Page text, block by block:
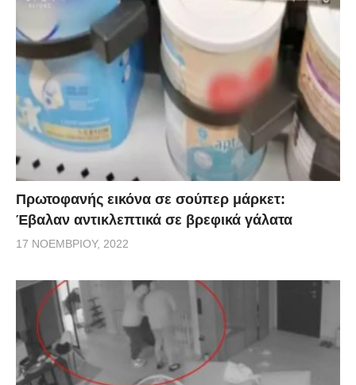
Πρωτοφανής εικόνα σε σούπερ μάρκετ:
Έβαλαν αντικλεπτικά σε βρεφικά γάλατα
17 ΝΟΕΜΒΡΊΟΥ, 2022